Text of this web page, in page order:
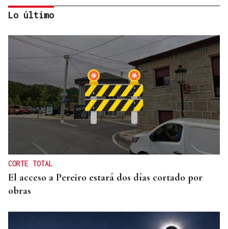
LA REVISTA
La playlist de... Jay Doe
Lo último
CORTE TOTAL
El acceso a Pereiro estará dos días cortado por
obras